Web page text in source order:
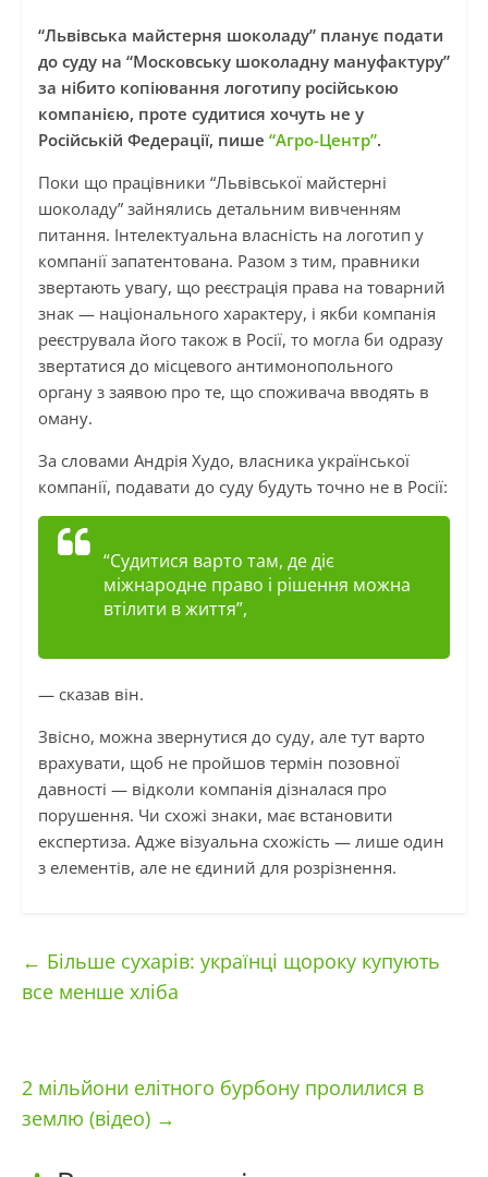
“Львівська майстерня шоколаду” планує подати
до суду на “Московську шоколадну мануфактуру”
за нібито копіювання логотипу російською
компанією, проте судитися хочуть не у
Російській Федерації, пише “Агро-Центр”.
Поки що працівники “Львівської майстерні
шоколаду” зайнялись детальним вивченням
питання. Інтелектуальна власність на логотип у
компанії запатентована. Разом з тим, правники
звертають увагу, що реєстрація права на товарний
знак — національного характеру, і якби компанія
реєструвала його також в Росії, то могла би одразу
звертатися до місцевого антимонопольного
органу з заявою про те, що споживача вводять в
оману.
За словами Андрія Худо, власника української
компанії, подавати до суду будуть точно не в Росії:
“Судитися варто там, де діє
міжнародне право і рішення можна
втілити в життя”,
— сказав він.
Звісно, можна звернутися до суду, але тут варто
врахувати, щоб не пройшов термін позовної
давності — відколи компанія дізналася про
порушення. Чи схожі знаки, має встановити
експертиза. Адже візуальна схожість — лише один
з елементів, але не єдиний для розрізнення.
← Більше сухарів: українці щороку купують
все менше хліба
2 мільйони елітного бурбону пролилися в
землю (відео) →